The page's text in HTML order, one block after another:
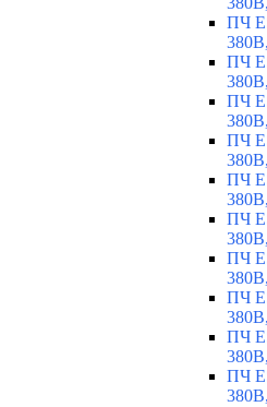
ПЧ
ПЧ
ПЧ
ПЧ
ПЧ
ПЧ
ПЧ
ПЧ
ПЧ
ПЧ